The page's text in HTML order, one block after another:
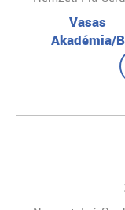
Vasas
Akadémia/B